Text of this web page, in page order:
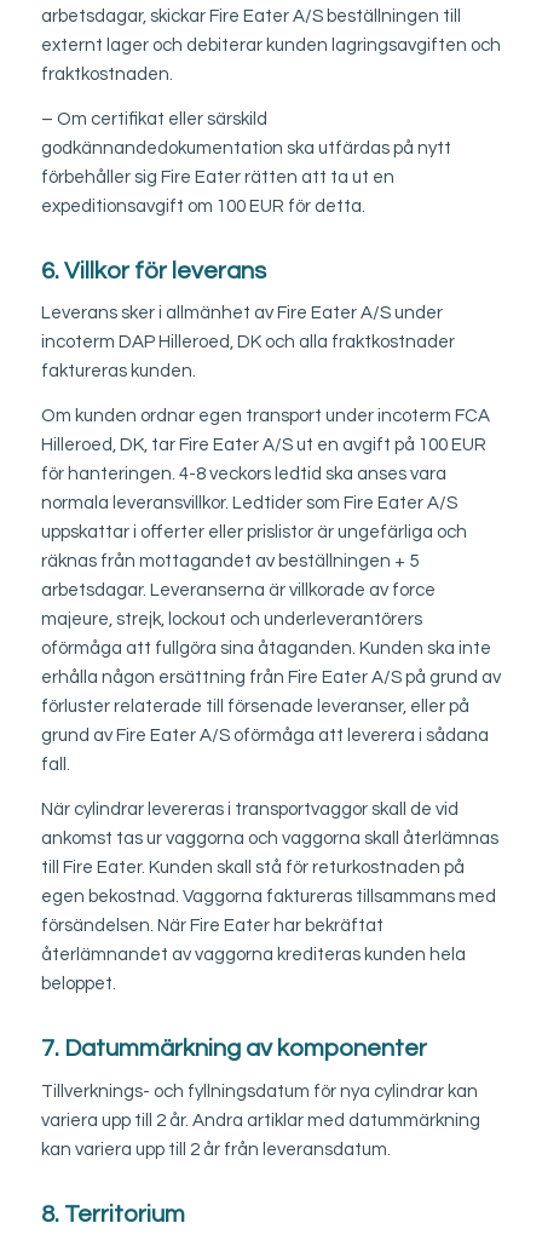
arbetsdagar, skickar Fire Eater A/S beställningen till
externt lager och debiterar kunden lagringsavgiften och
fraktkostnaden.
– Om certifikat eller särskild
godkännandedokumentation ska utfärdas på nytt
förbehåller sig Fire Eater rätten att ta ut en
expeditionsavgift om 100 EUR för detta.
6. Villkor för leverans
Leverans sker i allmänhet av Fire Eater A/S under
incoterm DAP Hilleroed, DK och alla fraktkostnader
faktureras kunden.
Om kunden ordnar egen transport under incoterm FCA
Hilleroed, DK, tar Fire Eater A/S ut en avgift på 100 EUR
för hanteringen. 4-8 veckors ledtid ska anses vara
normala leveransvillkor. Ledtider som Fire Eater A/S
uppskattar i offerter eller prislistor är ungefärliga och
räknas från mottagandet av beställningen + 5
arbetsdagar. Leveranserna är villkorade av force
majeure, strejk, lockout och underleverantörers
oförmåga att fullgöra sina åtaganden. Kunden ska inte
erhålla någon ersättning från Fire Eater A/S på grund av
förluster relaterade till försenade leveranser, eller på
grund av Fire Eater A/S oförmåga att leverera i sådana
fall.
När cylindrar levereras i transportvaggor skall de vid
ankomst tas ur vaggorna och vaggorna skall återlämnas
till Fire Eater. Kunden skall stå för returkostnaden på
egen bekostnad. Vaggorna faktureras tillsammans med
försändelsen. När Fire Eater har bekräftat
återlämnandet av vaggorna krediteras kunden hela
beloppet.
7. Datummärkning av komponenter
Tillverknings- och fyllningsdatum för nya cylindrar kan
variera upp till 2 år. Andra artiklar med datummärkning
kan variera upp till 2 år från leveransdatum.
8. Territorium